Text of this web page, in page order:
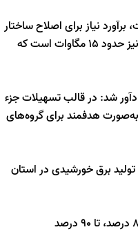
نیاز برای اصلاح ساختار
تأمین برق و پشتیبانی از تولید، حدود ۲۸۲ مگاوات اعلام شده و مصرف برق بخش کشاورزی استان نیز حدود ۱۵ مگاوات است که
شد: در قالب تسهیلات جزء
این بسته‌ها به‌صورت هدفمند برای گروه‌های
برق خورشیدی در استان
وی با بیان اینکه استان بیش از ۴۵۰ دهیاری دارد، خاطرنشان کرد: دهیاری‌ها می‌توانند با نرخ سود ۸ درصد، تا ۹۰ درصد